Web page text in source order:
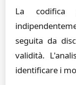
La
seguita da
validità.
identificare i